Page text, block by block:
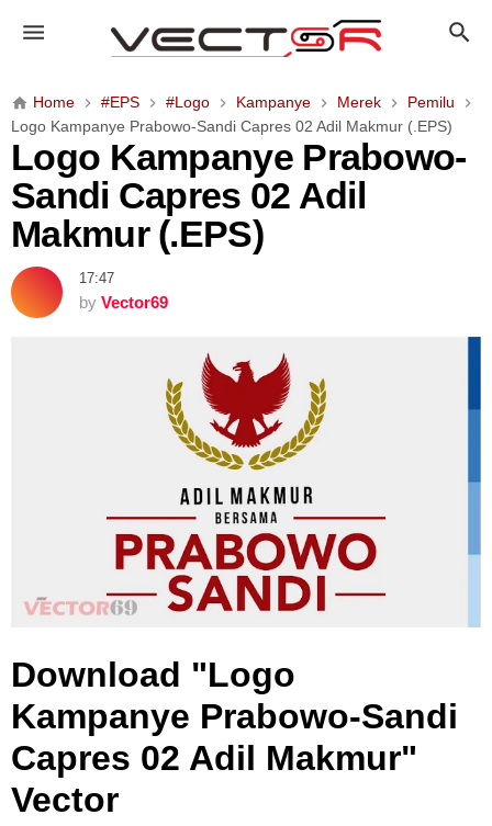
o
o
a
m
n
e
P
a
i
p
e
0
2
Home #EPS #Logo Kampanye Merek
Pemilu
Logo Kampanye Prabowo-Sandi Capres 02 Adil Makmur (.EPS)
Logo Kampanye Prabowo-
Sandi Capres 02 Adil
Makmur (.EPS)
17:47
by Vector69
Download "Logo
Kampanye Prabowo-Sandi
Capres 02 Adil Makmur"
Vector